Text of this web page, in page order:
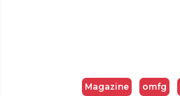
Magazine omfg